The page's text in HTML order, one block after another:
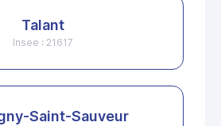
Talant
Insee : 21617
Saint-Sauveur